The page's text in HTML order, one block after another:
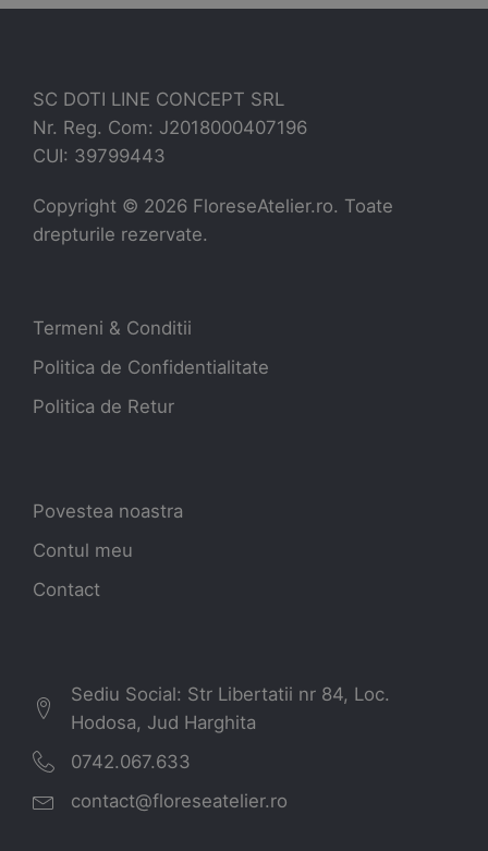
SC DOTI LINE CONCEPT SRL
Nr. Reg. Com: J2018000407196
CUI: 39799443
Copyright © 2026 FloreseAtelier.ro. Toate
drepturile rezervate.
Termeni & Conditii
Politica de Confidentialitate
Politica de Retur
Povestea noastra
Contul meu
Contact
Sediu Social: Str Libertatii nr 84, Loc.
Hodosa, Jud Harghita
0742.067.633
contact@floreseatelier.ro